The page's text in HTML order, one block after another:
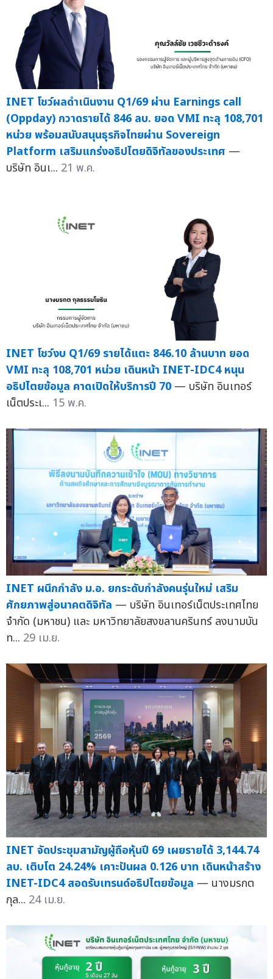
INET โชว์ผลดำเนินงาน Q1/69 ผ่าน Earnings call
(Oppday) กวาดรายได้ 846 ลบ. ยอด VMI ทะลุ 108,701
หน่วย พร้อมสนับสนุนธุรกิจไทยผ่าน Sovereign
Platform เสริมแกร่งอธิปไตยดิจิทัลของประเทศ —
บริษัท อินเ... 21 พ.ค.
INET โชว์งบ Q1/69 รายได้แตะ 846.10 ล้านบาท ยอด
VMI ทะลุ 108,701 หน่วย เดินหน้า INET-IDC4 หนุน
อธิปไตยข้อมูล คาดเปิดให้บริการปี 70 — บริษัท อินเทอร์
เน็ตประเ... 15 พ.ค.
INET ผนึกกำลัง ม.อ. ยกระดับกำลังคนรุ่นใหม่ เสริม
ศักยภาพสู่อนาคตดิจิทัล — บริษัท อินเทอร์เน็ตประเทศไทย
จำกัด (มหาชน) และ มหาวิทยาลัยสงขลานครินทร์ ลงนามบัน
ท... 29 เม.ย.
INET จัดประชุมสามัญผู้ถือหุ้นปี 69 เผยรายได้ 3,144.74
ลบ. เติบโต 24.24% เคาะปันผล 0.126 บาท เดินหน้าสร้าง
INET-IDC4 สอดรับเทรนด์อธิปไตยข้อมูล — นางมรกต
กุล... 24 เม.ย.